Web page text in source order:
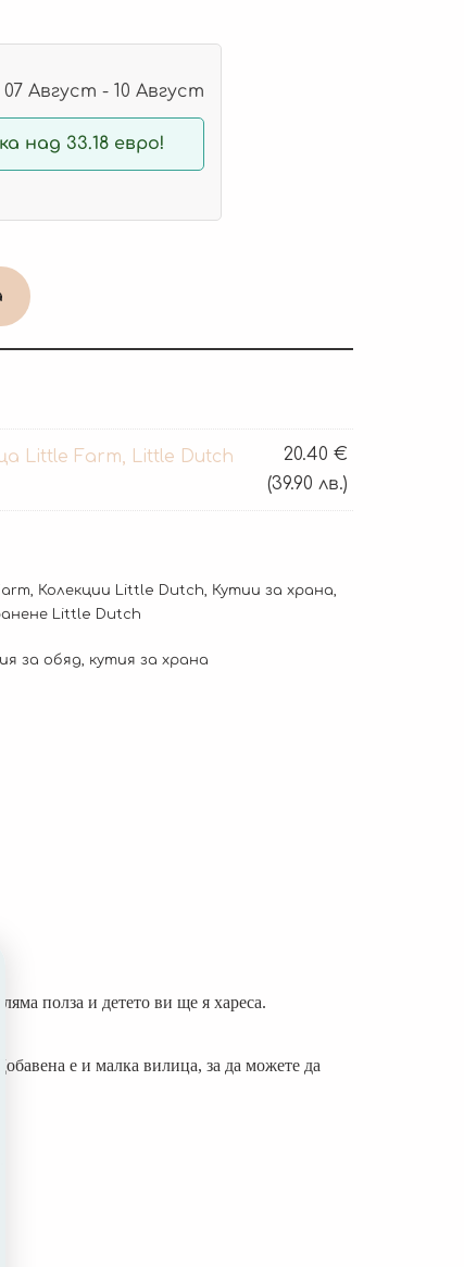
07 Август - 10 Август
над 33.18 евро!
Little Farm, Little Dutch 20.40 €
(39.90 лв.)
Колекции Little Dutch Кутии за храна
Little Dutch
за обяд кутия за храна
полза и детето ви ще я хареса.
е и малка вилица, за да можете да